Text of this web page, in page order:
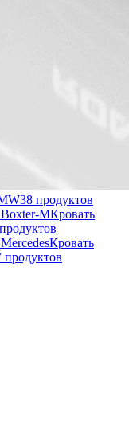
38 продуктов
Кровать
продуктов
Кровать
продуктов